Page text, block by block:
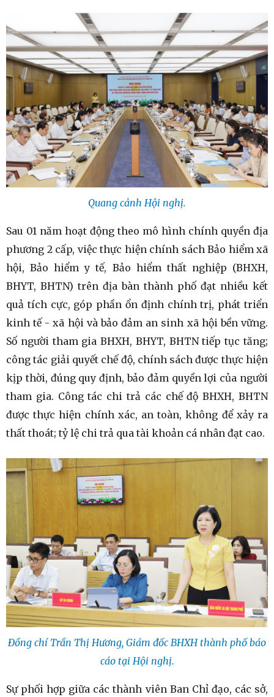
Quang cảnh Hội nghị.
Sau 01 năm hoạt động theo mô hình chính quyền địa
phương 2 cấp, việc thực hiện chính sách Bảo hiểm xã
hội, Bảo hiểm y tế, Bảo hiểm thất nghiệp (BHXH,
BHYT, BHTN) trên địa bàn thành phố đạt nhiều kết
quả tích cực, góp phần ổn định chính trị, phát triển
kinh tế - xã hội và bảo đảm an sinh xã hội bền vững.
Số người tham gia BHXH, BHYT, BHTN tiếp tục tăng;
công tác giải quyết chế độ, chính sách được thực hiện
kịp thời, đúng quy định, bảo đảm quyền lợi của người
tham gia. Công tác chi trả các chế độ BHXH, BHTN
được thực hiện chính xác, an toàn, không để xảy ra
thất thoát; tỷ lệ chi trả qua tài khoản cá nhân đạt cao.
Đồng chí Trần Thị Hương, Giám đốc BHXH thành phố báo
cáo tại Hội nghị.
Sự phối hợp giữa các thành viên Ban Chỉ đạo, các sở,